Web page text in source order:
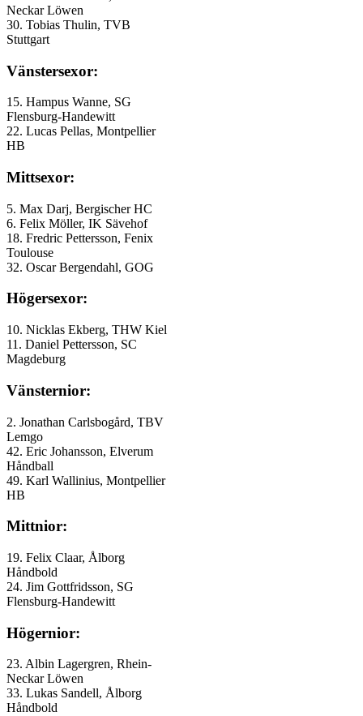
Neckar Löwen
30. Tobias Thulin, TVB
Stuttgart
Vänstersexor:
15. Hampus Wanne, SG
Flensburg-Handewitt
22. Lucas Pellas, Montpellier
HB
Mittsexor:
5. Max Darj, Bergischer HC
6. Felix Möller, IK Sävehof
18. Fredric Pettersson, Fenix
Toulouse
32. Oscar Bergendahl, GOG
Högersexor:
10. Nicklas Ekberg, THW Kiel
11. Daniel Pettersson, SC
Magdeburg
Vänsternior:
2. Jonathan Carlsbogård, TBV
Lemgo
42. Eric Johansson, Elverum
Håndball
49. Karl Wallinius, Montpellier
HB
Mittnior:
19. Felix Claar, Ålborg
Håndbold
24. Jim Gottfridsson, SG
Flensburg-Handewitt
Högernior:
23. Albin Lagergren, Rhein-
Neckar Löwen
33. Lukas Sandell, Ålborg
Håndbold